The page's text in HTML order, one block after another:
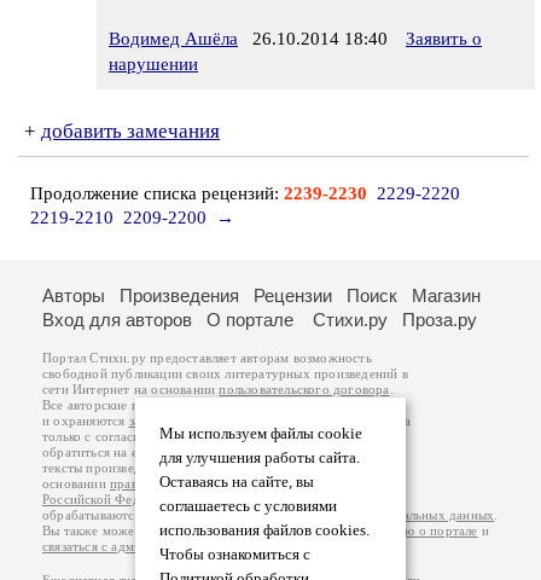
Водимед Ашёла 26.10.2014 18:40
Заявить о
нарушении
+ добавить замечания
Продолжение списка рецензий: 2239-2230
2229-2220
2219-2210
2209-2200 →
Мы используем файлы cookie
для улучшения работы сайта.
Оставаясь на сайте, вы
соглашаетесь с условиями
использования файлов cookies.
Чтобы ознакомиться с
Авторы Произведения Рецензии Поиск
Магазин
Вход для авторов
О портале Стихи.ру Проза.ру
Портал Стихи.ру предоставляет авторам возможность
свободной публикации своих литературных произведений в
сети Интернет на основаниипользовательского договора
Все авторские права на произведения принадлежат авторам
и охраняются законом
. Перепечатка произведений возможна
только с согласия его автора, к которому вы можете
обратиться на его авторской странице. Ответственность за
тексты произведений авторы несут самостоятельно на
основанииправил публикацииизаконодательства
Российской Федерации
обрабатываются на основанииПолитики обработки персональных данных
Вы также можете посмотреть более подробнуюинформацию о портале и
связаться с администрацией